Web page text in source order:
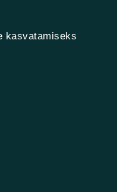
kasvatamiseks